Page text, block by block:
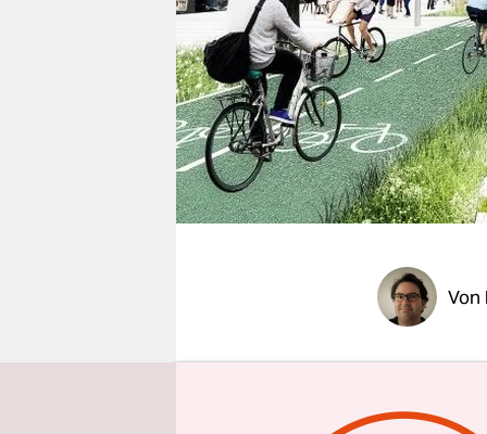
veranstaltungen
shop
fragen & hilfe
unterstützen
abo
genossenschaft
Von
was